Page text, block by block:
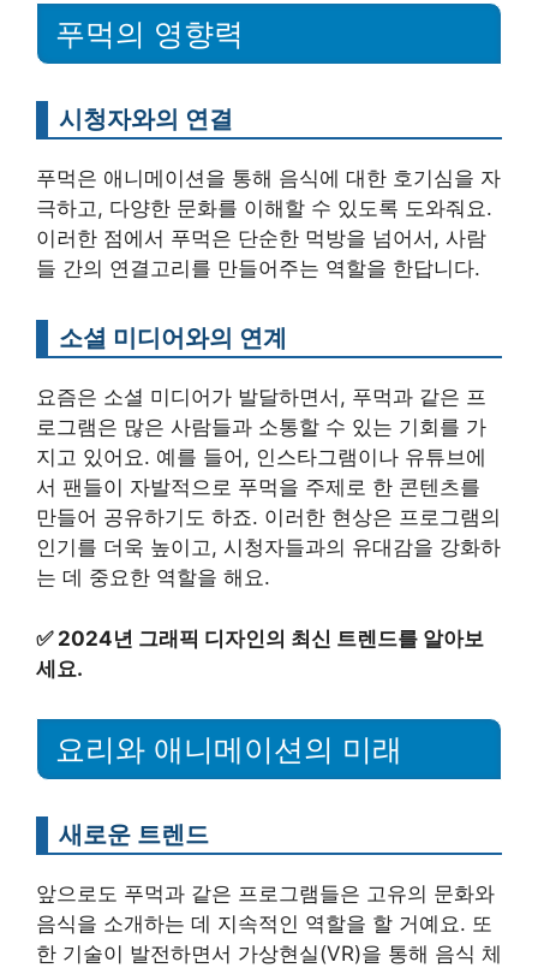
푸먹의 영향력
시청자와의 연결
푸먹은 애니메이션을 통해 음식에 대한 호기심을 자
극하고, 다양한 문화를 이해할 수 있도록 도와줘요.
이러한 점에서 푸먹은 단순한 먹방을 넘어서, 사람
들 간의 연결고리를 만들어주는 역할을 한답니다.
소셜 미디어와의 연계
요즘은 소셜 미디어가 발달하면서, 푸먹과 같은 프
로그램은 많은 사람들과 소통할 수 있는 기회를 가
지고 있어요. 예를 들어, 인스타그램이나 유튜브에
서 팬들이 자발적으로 푸먹을 주제로 한 콘텐츠를
만들어 공유하기도 하죠. 이러한 현상은 프로그램의
인기를 더욱 높이고, 시청자들과의 유대감을 강화하
는 데 중요한 역할을 해요.
✅ 2024년 그래픽 디자인의 최신 트렌드를 알아보
세요.
요리와 애니메이션의 미래
새로운 트렌드
앞으로도 푸먹과 같은 프로그램들은 고유의 문화와
음식을 소개하는 데 지속적인 역할을 할 거예요. 또
한 기술이 발전하면서 가상현실(VR)을 통해 음식 체